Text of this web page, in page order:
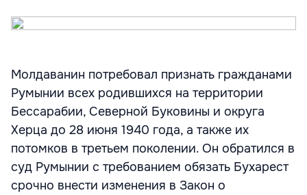
Молдаванин потребовал признать гражданами
Румынии всех родившихся на территории
Бессарабии, Северной Буковины и округа
Херца до 28 июня 1940 года, а также их
потомков в третьем поколении. Он обратился в
суд Румынии с требованием обязать Бухарест
срочно внести изменения в Закон о